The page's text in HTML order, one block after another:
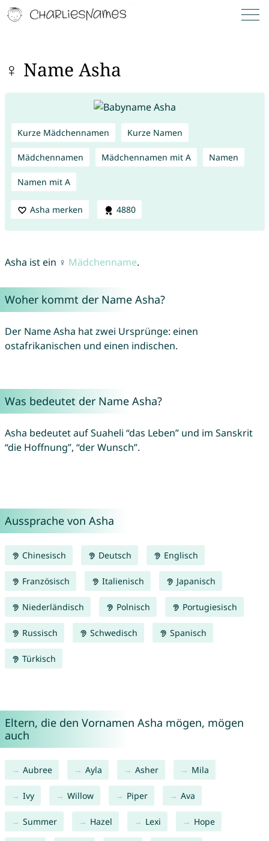
♀ Name Asha
Kurze Mädchennamen Kurze Namen
Mädchennamen Mädchennamen mit A Namen
Namen mit A
Asha merken 4880
Asha ist ein ♀ Mädchenname.
Woher kommt der Name Asha?
Der Name Asha hat zwei Ursprünge: einen
ostafrikanischen und einen indischen.
Was bedeutet der Name Asha?
Asha bedeutet auf Suaheli “das Leben” und im Sanskrit
“die Hoffnung”, “der Wunsch”.
Aussprache von Asha
Chinesisch Deutsch Englisch
Französisch Italienisch Japanisch
Niederländisch Polnisch Portugiesisch
Russisch Schwedisch Spanisch
Türkisch
Eltern, die den Vornamen Asha mögen, mögen
auch
Aubree Ayla Asher Mila
Ivy Willow Piper Ava
Summer Hazel Lexi Hope